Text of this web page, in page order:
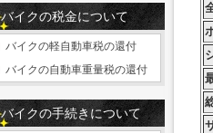
バイクの税金について
バイクの軽自動車税の還付
バイクの自動車重量税の還付
バイクの手続きについて